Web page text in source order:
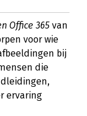
Office 365 van
voor wie
bij
die
ervaring